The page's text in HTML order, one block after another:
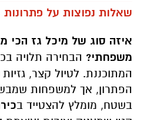
שאלות נפוצות על פתרונות
איזה סוג של מיכל גז הכי
משפחתי? הבחירה תלויה
המתוכננת. לטיול קצר,
הפתרון, אך למשפחות
בשטח, מומלץ להצטייד ב